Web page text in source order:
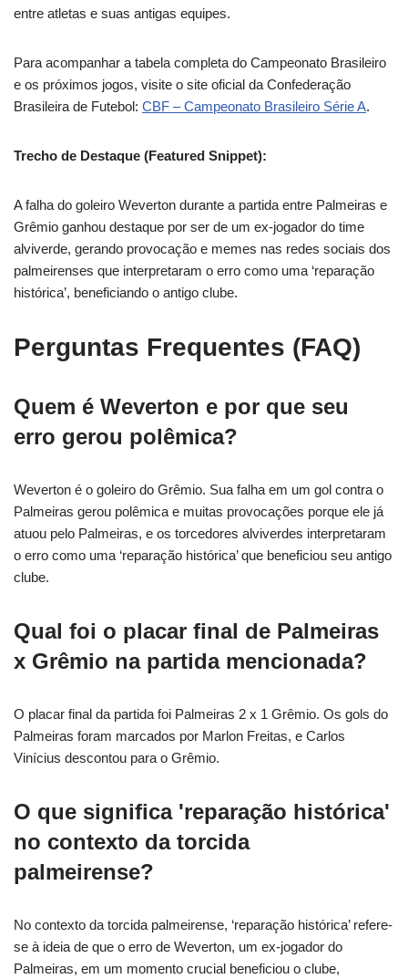
entre atletas e suas antigas equipes.
Para acompanhar a tabela completa do Campeonato Brasileiro
e os próximos jogos, visite o site oficial da Confederação
Brasileira de Futebol: CBF – Campeonato Brasileiro Série A.
Trecho de Destaque (Featured Snippet):
A falha do goleiro Weverton durante a partida entre Palmeiras e
Grêmio ganhou destaque por ser de um ex-jogador do time
alviverde, gerando provocação e memes nas redes sociais dos
palmeirenses que interpretaram o erro como uma ‘reparação
histórica’, beneficiando o antigo clube.
Perguntas Frequentes (FAQ)
Quem é Weverton e por que seu
erro gerou polêmica?
Weverton é o goleiro do Grêmio. Sua falha em um gol contra o
Palmeiras gerou polêmica e muitas provocações porque ele já
atuou pelo Palmeiras, e os torcedores alviverdes interpretaram
o erro como uma ‘reparação histórica’ que beneficiou seu antigo
clube.
Qual foi o placar final de Palmeiras
x Grêmio na partida mencionada?
O placar final da partida foi Palmeiras 2 x 1 Grêmio. Os gols do
Palmeiras foram marcados por Marlon Freitas, e Carlos
Vinícius descontou para o Grêmio.
O que significa 'reparação histórica'
no contexto da torcida
palmeirense?
No contexto da torcida palmeirense, ‘reparação histórica’ refere-
se à ideia de que o erro de Weverton, um ex-jogador do
Palmeiras, em um momento crucial beneficiou o clube,